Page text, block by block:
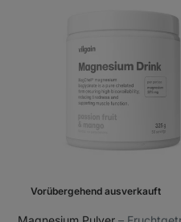
Vorübergehend ausverkauft